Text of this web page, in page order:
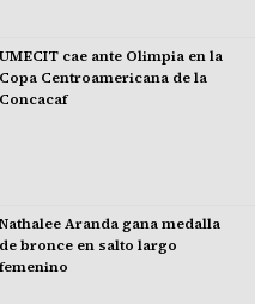
UMECIT cae ante Olimpia en la
Copa Centroamericana de la
Concacaf
Nathalee Aranda gana medalla
de bronce en salto largo
femenino